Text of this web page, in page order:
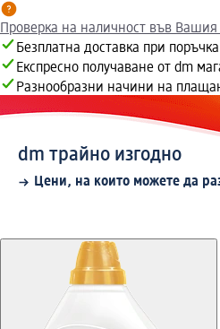
Проверка на наличност във Вашия
Безплатна доставка при
Експресно получаване от dm
Разнообразни начини на
dm трайно изгодно
Цени, на които можете да